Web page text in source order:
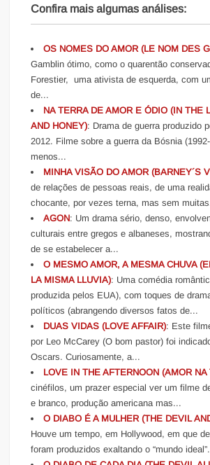
Confira mais algumas análises:
OS NOMES DO AMOR (LE NOM DES
Gamblin ótimo, como o quarentão
Forestier, uma ativista de esquerda, com
de...
NA TERRA DE AMOR E ÓDIO (IN THE
AND HONEY): Drama de guerra produzido
2012. Filme sobre a guerra da Bósnia
menos...
MINHA VISÃO DO AMOR (BARNEY´S
de relações de pessoas reais, de uma
chocante, por vezes terna, mas sem
AGON: Um drama sério, denso,
culturais entre gregos e albaneses,
de se estabelecer a...
O MESMO AMOR, A MESMA CHUVA
LA MISMA LLUVIA): Uma comédia
produzida pelos EUA), com toques de
políticos (abrangendo diversos fatos de...
DUAS VIDAS (LOVE AFFAIR): Este
por Leo McCarey (O bom pastor) foi
Oscars. Curiosamente, a...
LOVE IN THE AFTERNOON (AMOR NA
cinéfilos, um prazer especial ver um filme
e branco, produção americana mas...
O DIABO É A MULHER (THE DEVIL
Houve um tempo, em Hollywood, em que
foram produzidos exaltando o “mundo